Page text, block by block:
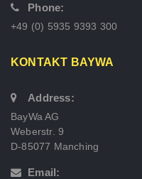
Phone:
+49 (0) 5935 9393 300
KONTAKT BAYWA
Address:
BayWa AG
Weberstr. 9
D-85077 Manching
Email: